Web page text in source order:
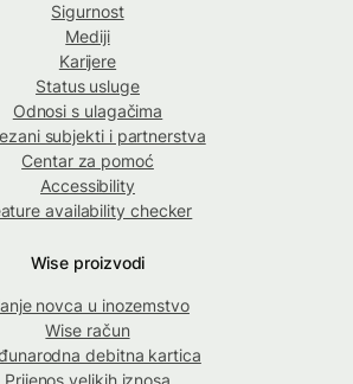
Sigurnost
Mediji
Karijere
Status usluge
Odnosi s ulagačima
subjekti i partnerstva
Centar za pomoć
Accessibility
availability checker
Wise proizvodi
novca u inozemstvo
Wise račun
debitna kartica
Prijenos velikih iznosa